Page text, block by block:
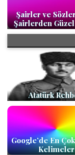
Şairler ve
Şairlerden
Atatürk
Google’de En
Kelimeler